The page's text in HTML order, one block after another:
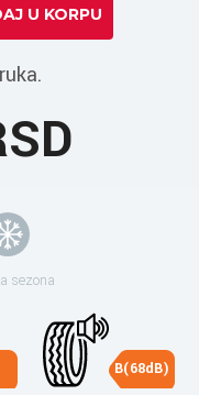
sezona
B(68dB)